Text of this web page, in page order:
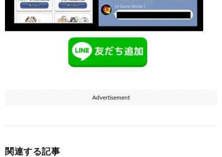
Advertisement
関連する記事